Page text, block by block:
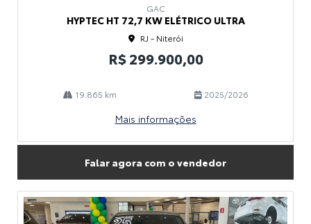
GAC
HYPTEC HT 72,7 KW ELÉTRICO ULTRA
RJ - Niterói
R$ 299.900,00
19.865 km 2025/2026
Mais informações
Falar agora com o vendedor